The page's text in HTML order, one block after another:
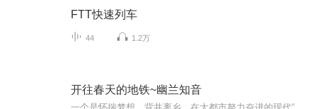
FTT快速列车
44 1.2万
开往春天的地铁~幽兰知音